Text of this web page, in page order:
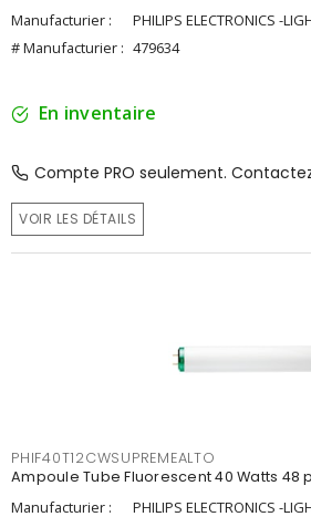
Manufacturier :
PHILIPS ELECTRONICS -
# Manufacturier : 479634
En inventaire
Compte PRO seulement.
VOIR LES DÉTAILS
PHIF40T12CWSUPREMEALTO
Ampoule Tube Fluorescent 40 Watts 48
Manufacturier :
PHILIPS ELECTRONICS -